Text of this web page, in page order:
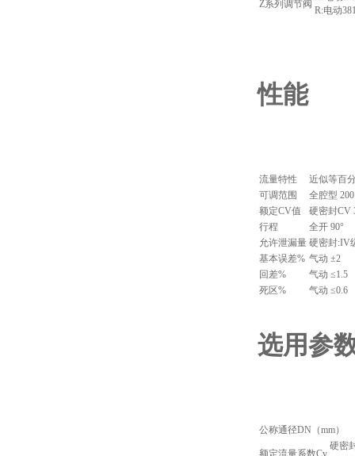
Z系列调节阀
R:电动
性能
流量特性
近似等百
可调范围
全腔型
额定CV值
硬密封CV
行程
全开 90°
允许泄漏量 硬密封:IV
基本误差% 气动 ±2
回差%
气动 ≤1.5
死区%
气动 ≤0.6
选用参
公称通径DN（mm）
额定流量系数Cv
硬密